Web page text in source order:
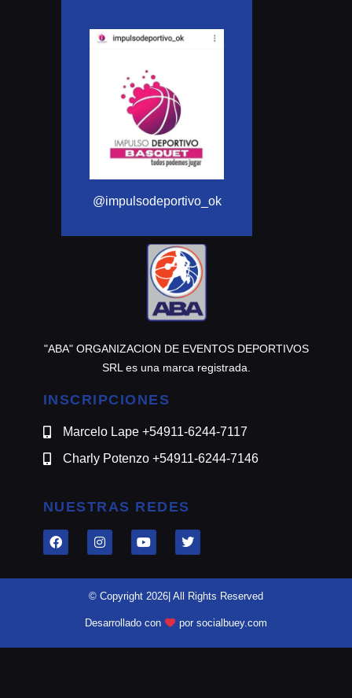
@impulsodeportivo_ok
"ABA" ORGANIZACION DE EVENTOS DEPORTIVOS
SRL es una marca registrada.
INSCRIPCIONES
Marcelo Lape +54911-6244-7117
Charly Potenzo +54911-6244-7146
NUESTRAS REDES
© Copyright 2026| All Rights Reserved
Desarrollado con por socialbuey.com